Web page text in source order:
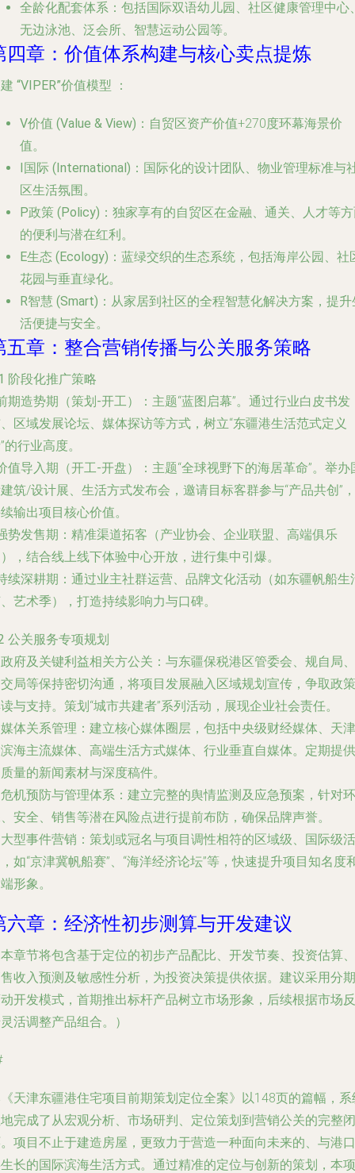
全龄化配套体系 ：包括国际双语幼儿园、社区健康管理中心
无边泳池、泛会所、智慧运动公园等。
四章：价值体系构建与核心卖点提炼
“VIPER”价值模型 ：
V价值 (Value & View) ：自贸区资产价值+270度环幕海景价
值。
I国际 (International) ：国际化的设计团队、物业管理标准与
区生活氛围。
P政策 (Policy) ：独家享有的自贸区在金融、通关、人才等
的便利与潜在红利。
E生态 (Ecology) ：蓝绿交织的生态系统，包括海岸公园、社
花园与垂直绿化。
R智慧 (Smart) ：从家居到社区的全程智慧化解决方案，提升
活便捷与安全。
五章：整合营销传播与公关服务策略
阶段化推广策略
期造势期（策划-开工）
：主题“蓝图启幕”。通过行业白皮书发
区域发展论坛、媒体探访等方式，树立“东疆港生活范式定义
的行业高度。
值导入期（开工-开盘）
：主题“全球视野下的海居革命”。举办
筑/设计展、生活方式发布会，邀请目标客群参与“产品共创”，
输出项目核心价值。
势发售期 ：精准渠道拓客（产业协会、企业联盟、高端俱乐
，结合线上线下体验中心开放，进行集中引爆。
续深耕期 ：通过业主社群运营、品牌文化活动（如东疆帆船生
艺术季），打造持续影响力与口碑。
公关服务专项规划
政府及关键利益相关方公关 ：与东疆保税港区管委会、规自局、
局等保持密切沟通，将项目发展融入区域规划宣传，争取政策
与支持。策划“城市共建者”系列活动，展现企业社会责任。
媒体关系管理 ：建立核心媒体圈层，包括中央级财经媒体、天津
海主流媒体、高端生活方式媒体、行业垂直自媒体。定期提供
量的新闻素材与深度稿件。
危机预防与管理体系 ：建立完整的舆情监测及应急预案，针对环
安全、销售等潜在风险点进行提前布防，确保品牌声誉。
大型事件营销 ：策划或冠名与项目调性相符的区域级、国际级活
如“京津冀帆船赛”、“海洋经济论坛”等，快速提升项目知名度
形象。
六章：经济性初步测算与开发建议
章节将包含基于定位的初步产品配比、开发节奏、投资估算、
收入预测及敏感性分析，为投资决策提供依据。建议采用分期
开发模式，首期推出标杆产品树立市场形象，后续根据市场反
活调整产品组合。）
天津东疆港住宅项目前期策划定位全案》以148页的篇幅，系
完成了从宏观分析、市场研判、定位策划到营销公关的完整闭
项目不止于建造房屋，更致力于营造一种面向未来的、与港口
长的国际滨海生活方式。通过精准的定位与创新的策划，本项